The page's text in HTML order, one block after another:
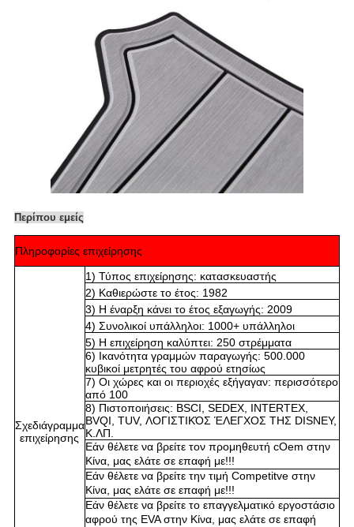
Περίπου εμείς
Πληροφορίες επιχείρησης
Σχεδιάγραμμα
επιχείρησης
1) Τύπος επιχείρησης: κατασκευαστής
2) Καθιερώστε το έτος: 1982
3) Η έναρξη κάνει το έτος εξαγωγής: 2009
4) Συνολικοί υπάλληλοι: 1000+ υπάλληλοι
5) Η επιχείρηση καλύπτει: 250 στρέμματα
6) Ικανότητα γραμμών παραγωγής: 500.000
κυβικοί μετρητές του αφρού ετησίως
7) Οι χώρες και οι περιοχές εξήγαγαν: περισσότερο
από 100
8) Πιστοποιήσεις: BSCI, SEDEX, INTERTEX,
BVQI, TUV, ΛΟΓΙΣΤΙΚΌΣ ΈΛΕΓΧΟΣ ΤΗΣ DISNEY,
Κ.ΛΠ.
Εάν θέλετε να βρείτε τον προμηθευτή cOem στην
Κίνα, μας ελάτε σε επαφή με!!!
Εάν θέλετε να βρείτε την τιμή Competitveστην
Κίνα, μας ελάτε σε επαφή με!!!
Εάν θέλετε να βρείτε το επαγγελματικό εργοστάσιο
αφρού της EVAστην Κίνα, μας ελάτε σε επαφή